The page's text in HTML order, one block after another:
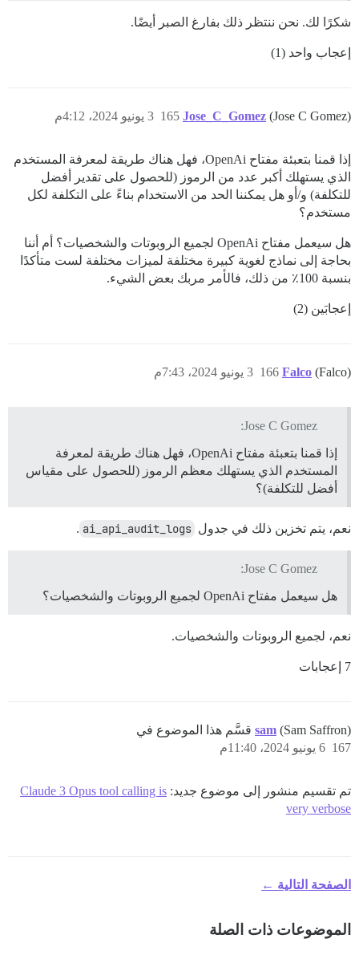
شكرًا لك. نحن ننتظر ذلك بفارغ الصبر أيضًا.
إعجاب واحد (1)
Jose_C_Gomez (Jose C Gomez) 3 يونيو 2024، 4:12م 165
إذا قمنا بتعبئة مفتاح OpenAi، فهل هناك طريقة لمعرفة المستخدم
الذي يستهلك أكبر عدد من الرموز (للحصول على تقدير أفضل
للتكلفة) و/أو هل يمكننا الحد من الاستخدام بناءً على التكلفة لكل
مستخدم؟
هل سيعمل مفتاح OpenAi لجميع الروبوتات والشخصيات؟ أم أننا
بحاجة إلى نماذج لغوية كبيرة مختلفة لميزات مختلفة لست متأكدًا
بنسبة 100٪ من ذلك، فالأمر مربك بعض الشيء.
إعجابَين (2)
Falco (Falco) 3 يونيو 2024، 7:43م 166
Jose C Gomez:
إذا قمنا بتعبئة مفتاح OpenAi، فهل هناك طريقة لمعرفة
المستخدم الذي يستهلك معظم الرموز (للحصول على مقياس
أفضل للتكلفة)؟
نعم، يتم تخزين ذلك في جدول ai_api_audit_logs
.
Jose C Gomez:
هل سيعمل مفتاح OpenAi لجميع الروبوتات والشخصيات؟
نعم، لجميع الروبوتات والشخصيات.
7 إعجابات
sam (Sam Saffron) قسَّم هذا الموضوع في
6 يونيو 2024، 11:40م 167
تم تقسيم منشور إلى موضوع جديد: Claude 3 Opus tool calling is
very verbose
الصفحة التالية ←
الموضوعات ذات الصلة